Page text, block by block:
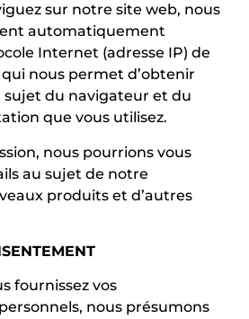
sur notre site web, nous
automatiquement
Internet (adresse IP) de
nous permet d’obtenir
sujet du navigateur et du
que vous utilisez.
nous pourrions vous
au sujet de notre
produits et d’autres
fournissez vos
nous présumons